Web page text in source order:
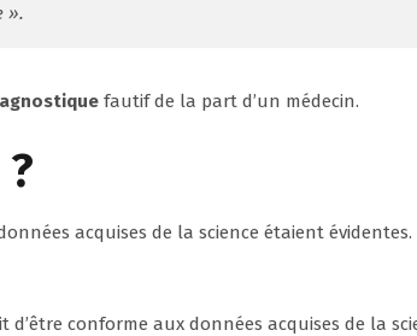
».
fautif de la part d’un médecin.
acquises de la science étaient
d’être conforme aux données acquises de la